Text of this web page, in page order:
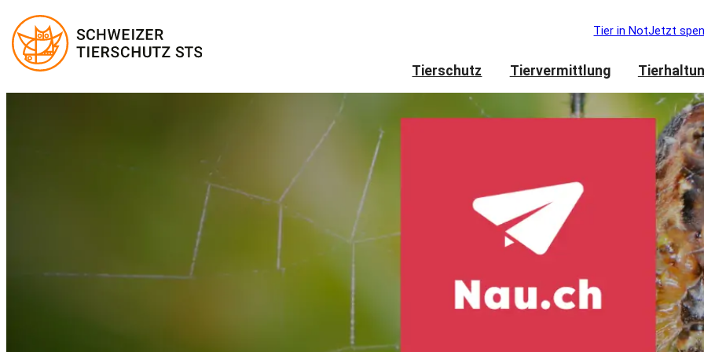
Tier in NotJetzt
Tierschutz Tiervermittlung